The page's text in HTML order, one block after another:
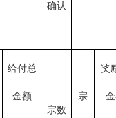
确认
给付总
金额
宗数
宗
奖